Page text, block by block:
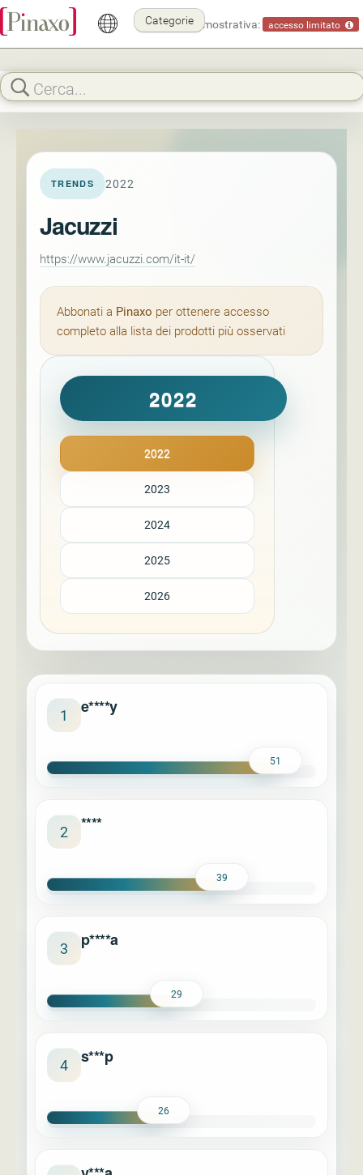
Modalità dimostrativa: accesso limitato
Categorie
TRENDS 2022
Jacuzzi
https://www.jacuzzi.com/it-it/
Abbonati a Pinaxo per ottenere accesso
completo alla lista dei prodotti più osservati
2022
2022
2023
2024
2025
2026
1 e****y
51
2 ****
39
3 p****a
29
4 s***p
26